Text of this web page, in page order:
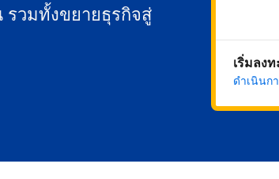
รวมทั้งขยายธุรกิจสู่
เริ่มลง
ดำเนินก